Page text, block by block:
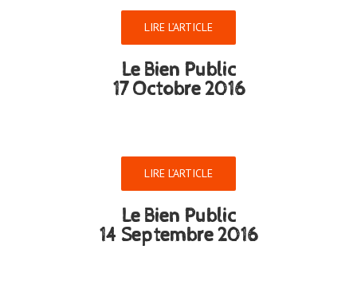
LIRE L’ARTICLE
Le Bien Public
17 Octobre 2016
LIRE L’ARTICLE
Le Bien Public
14 Septembre 2016